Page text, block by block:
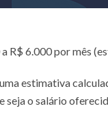
R$ 6.000 por mês
estimativa
seja o salário